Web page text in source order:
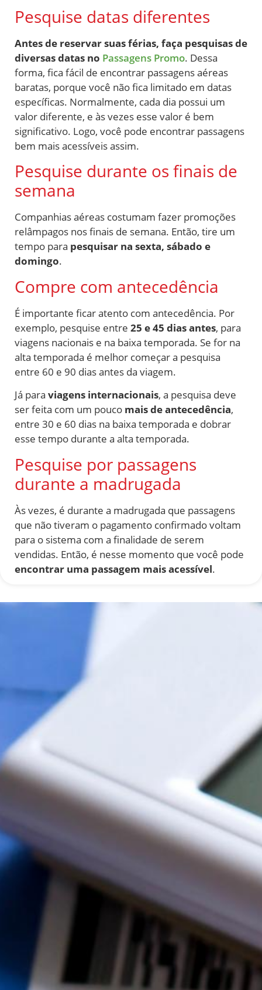
Pesquise datas diferentes
Antes de reservar suas férias, faça pesquisas de
diversas datas no Passagens Promo. Dessa
forma, fica fácil de encontrar passagens aéreas
baratas, porque você não fica limitado em datas
específicas. Normalmente, cada dia possui um
valor diferente, e às vezes esse valor é bem
significativo. Logo, você pode encontrar passagens
bem mais acessíveis assim.
Pesquise durante os finais de
semana
Companhias aéreas costumam fazer promoções
relâmpagos nos finais de semana. Então, tire um
tempo para pesquisar na sexta, sábado e
domingo.
Compre com antecedência
É importante ficar atento com antecedência. Por
exemplo, pesquise entre 25 e 45 dias antes, para
viagens nacionais e na baixa temporada. Se for na
alta temporada é melhor começar a pesquisa
entre 60 e 90 dias antes da viagem.
Já para viagens internacionais, a pesquisa deve
ser feita com um pouco mais de antecedência,
entre 30 e 60 dias na baixa temporada e dobrar
esse tempo durante a alta temporada.
Pesquise por passagens
durante a madrugada
Às vezes, é durante a madrugada que passagens
que não tiveram o pagamento confirmado voltam
para o sistema com a finalidade de serem
vendidas. Então, é nesse momento que você pode
encontrar uma passagem mais acessível.